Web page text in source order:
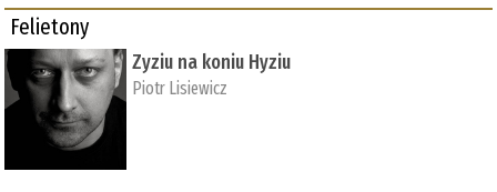
Felietony
Zyziu na koniu Hyziu
Piotr Lisiewicz